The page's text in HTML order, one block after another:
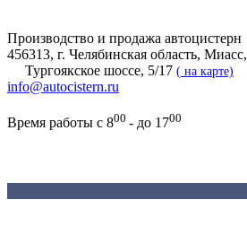
Производство и продажа автоцистерн
456313, г. Челябинская область, Миасс,
Тургоякское шоссе, 5/17 ( на карте)
info@autocistern.ru
Время работы с 800 - до 1700